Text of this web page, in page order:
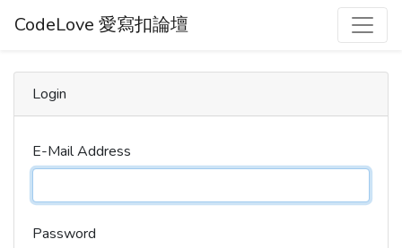
CodeLove 愛寫扣論壇
Login
E-Mail Address
Password